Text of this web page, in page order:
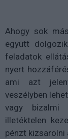
Ahogy sok
együtt
feladatok
nyert
ami azt
veszélyben
vagy bizalmi
illetéktelen
pénzt kizsarolni